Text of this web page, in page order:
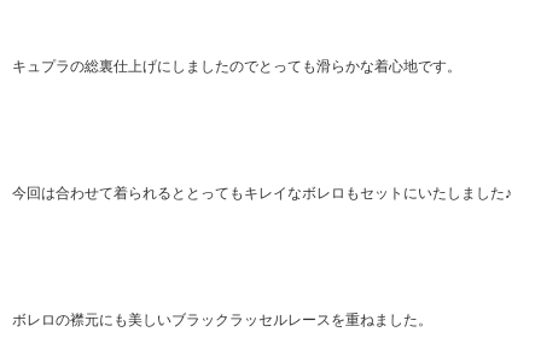
キュプラの総裏仕上げにしましたのでとっても滑らかな着心地です。
今回は合わせて着られるととってもキレイなボレロもセットにいたしました♪
ボレロの襟元にも美しいブラックラッセルレースを重ねました。